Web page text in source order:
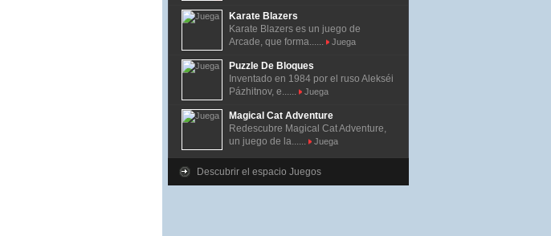
Karate Blazers
Karate Blazers es un juego de
Arcade, que forma......
Juega
Puzzle De Bloques
Inventado en 1984 por el ruso Alekséi
Pázhitnov, e......
Juega
Magical Cat Adventure
Redescubre Magical Cat Adventure,
un juego de la......
Juega
Descubrir el espacio Juegos